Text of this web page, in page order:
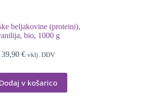
beljakovine (proteini),
bio, 1000 g
39,90€ vklj. DDV
Dodaj v košarico